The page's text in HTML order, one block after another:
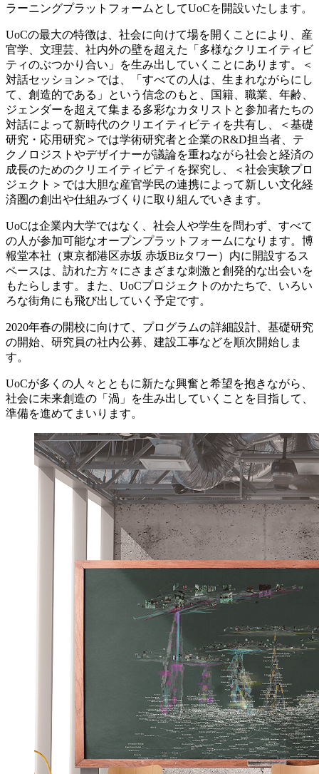
ラーニングプラットフォームとしてUoCを開設いたします。
UoCの最大の特徴は、社会に向けて場を開くことにより、産
官学、文理芸、社内外の壁を超えた「多様なクリエイティビ
ティのぶつかり合い」を生み出していくことにあります。＜
対話セッション＞では、「すべての人は、生まれながらにし
て、創造的である」という信念のもと、国籍、職業、年齢、
ジェンダーを超えて集まる多彩なカタリストと参加者たちの
対話によって新時代のクリエイティビティを共有し、＜基礎
研究・応用研究＞では学術研究者と企業のR&D担当者、テ
クノロジストやデザイナーが議論を重ねながら社会と経済の
成長のためのクリエイティビティを探究し、＜社会実験プロ
ジェクト＞では大胆な産官学民の連携によって新しい文化経
済圏の創出や仕組みづくりに取り組んでいきます。
UoCは企業内大学ではなく、社会人や学生を問わず、すべて
の人が参加可能なオープンプラットフォームになります。博
報堂本社（東京都港区赤坂 赤坂Bizタワー）内に開設するス
ペースは、訪れた方々にさまざまな刺激と創発的な出会いを
もたらします。また、UoCプロジェクトのかたちで、いろい
ろな街角にも飛び出していく予定です。
2020年春の開校に向けて、プログラムの詳細設計、基礎研究
の開始、研究員の社内公募、建設工事などを順次開始しま
す。
UoCが多くの人々とともに新たな興奮と希望を抱きながら、
社会に未来創造の「渦」を生み出していくことを目指して、
準備を進めてまいります。